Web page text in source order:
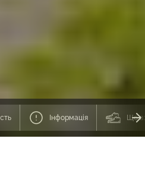
Інформація Що